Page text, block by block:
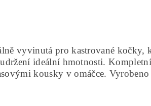
vyvinutá pro kastrované kočky,
ideální hmotnosti.
kousky v omáčce.